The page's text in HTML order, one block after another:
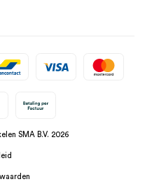
SMA B.V. 2026